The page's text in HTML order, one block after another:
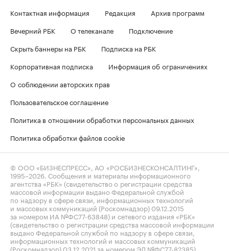
Контактная информация Редакция
Архив программ
Вечерний РБК
О телеканале
Подключение
Скрыть баннеры на РБК
Подписка на РБК
Корпоративная подписка
Информация об ограничениях
О соблюдении авторских прав
Пользовательское соглашение
Политика в отношении обработки персональных данных
Политика обработки файлов cookie
© ООО «БИЗНЕСПРЕСС», АО «РОСБИЗНЕСКОНСАЛТИНГ»,
1995–2026 . Сообщения и материалы информационного
агентства «РБК» (свидетельство о регистрации средства
массовой информации выдано Федеральной службой
по надзору в сфере связи, информационных технологий
и массовых коммуникаций (Роскомнадзор) 09.12.2015
за номером ИА №ФС77-63848) и сетевого издания «РБК»
(свидетельство о регистрации средства массовой информации
выдано Федеральной службой по надзору в сфере связи,
информационных технологий и массовых коммуникаций
(Роскомнадзор) 03.12.2021 за номером ЭЛ №ФС77-82385)